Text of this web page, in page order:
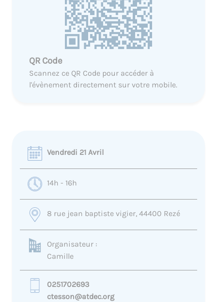
QR Code
Scannez ce QR Code pour accéder à
l'évènement directement sur votre mobile.
Vendredi 21 Avril
14h - 16h
8 rue jean baptiste vigier, 44400 Rezé
Organisateur :
Camille
0251702693
ctesson@atdec.org